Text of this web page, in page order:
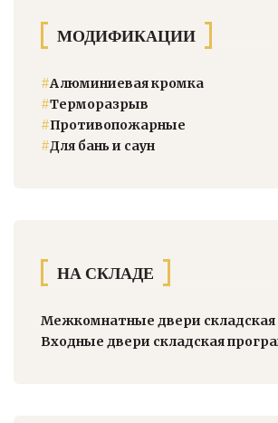
МОДИФИКАЦИИ
#Алюминиевая кромка
#Терморазрыв
#Противопожарные
#Для бань и саун
НА СКЛАДЕ
Межкомнатные двери
Входные двери складская